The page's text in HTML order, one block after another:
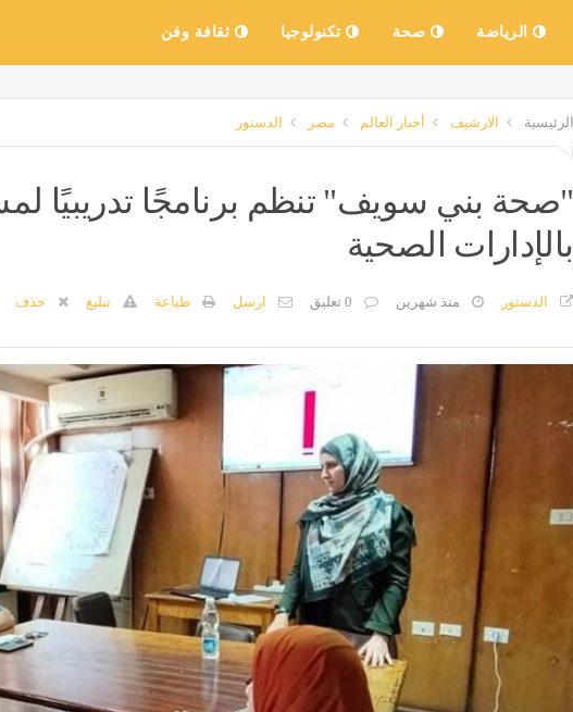
الرياضة صحة تكنولوجيا ثقافة وفن
الرئيسية الارشيف أخبار العالم مصر الدستور
"صحة بني سويف" تنظم برنامجًا تدريبيًا
بالإدارات الصحية
الدستور منذ شهرين 0 تعليق ارسل طباعة تبليغ حذف